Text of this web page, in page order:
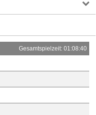
Gesamtspielzeit: 01:08:40